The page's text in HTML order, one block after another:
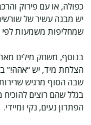
כפולה, או עם פירוק
יש מבנה עשיר של
שמחליפות משמעות
בנוסף, משחק מילים
הצלחת מיד, יש “אהה!”
שבה הסוף מרגיש
בגלל שהם רוצים
הפתרון נעים, נקי ומיידי.